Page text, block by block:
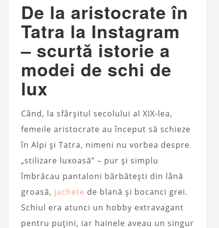
De la aristocrate în
Tatra la Instagram
– scurtă istorie a
modei de schi de
lux
Când, la sfârșitul secolului al XIX-lea,
femeile aristocrate au început să schieze
în Alpi și Tatra, nimeni nu vorbea despre
„stilizare luxoasă” – pur și simplu
îmbrăcau pantaloni bărbătești din lână
groasă, jachete de blană și bocanci grei.
Schiul era atunci un hobby extravagant
pentru puțini, iar hainele aveau un singur